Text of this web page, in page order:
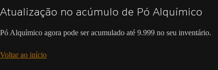
Atualização no acúmulo de Pó Alquímico
Pó Alquímico agora pode ser acumulado até 9.999 no seu inventário.
Voltar ao início